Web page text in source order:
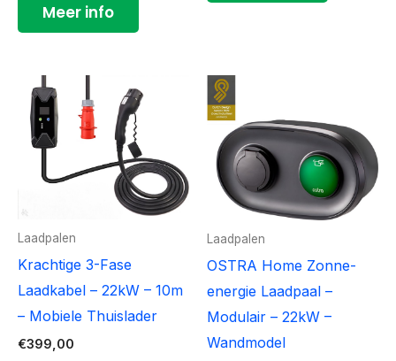
Meer info
Laadpalen
Krachtige 3-Fase
Laadkabel – 22kW – 10m
– Mobiele Thuislader
€399,00
Laadpalen
OSTRA Home Zonne-
energie Laadpaal –
Modulair – 22kW –
Wandmodel